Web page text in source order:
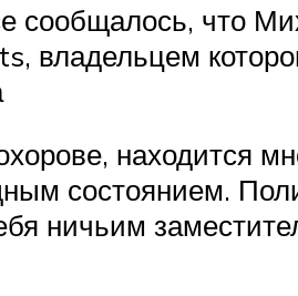
сообщалось, что
владельцем
находится
состоянием.
ничьим